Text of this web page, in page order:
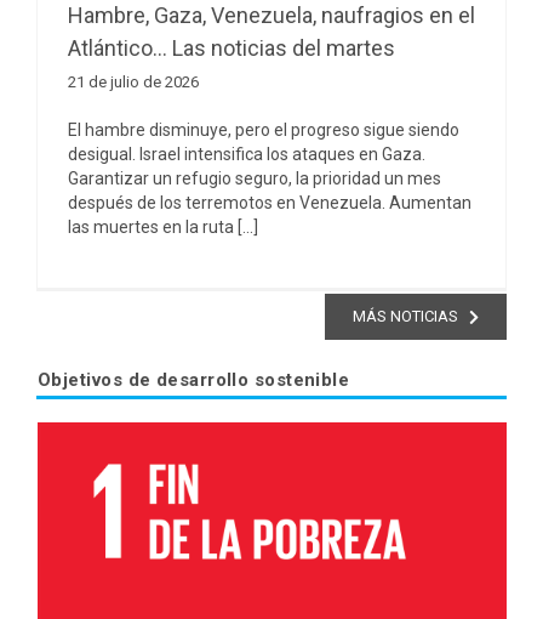
Hambre, Gaza, Venezuela, naufragios en el
Atlántico… Las noticias del martes
21 de julio de 2026
El hambre disminuye, pero el progreso sigue siendo
desigual. Israel intensifica los ataques en Gaza.
Garantizar un refugio seguro, la prioridad un mes
después de los terremotos en Venezuela. Aumentan
las muertes en la ruta [...]
MÁS NOTICIAS
Objetivos de desarrollo sostenible